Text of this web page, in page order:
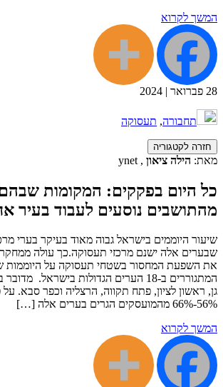
המשך לקרוא
28 פברואר |
2024
תחבורה, תעסוקה
חזרה לקטגוריה
מאת: הילה ציאון , ynet
כל היום בפקקים: המקומות
מהתושבים נוסעים לעבוד בעיר
שיעור היוממים בישראל גבוה מאוד בעיקר בערי
שבערים אלה ישנם מרכזי תעסוקה.כך עולה
את השפעת המחסור בשטחי תעסוקה על היוממות
המתגוררים ב-18 הערים הגדולות בישראל.
גן, ראשון לציון, פתח תקווה, הרצליה וכפר סבא. על
56%-66% מהמועסקים הגרים בערים אלה […]
המשך לקרוא